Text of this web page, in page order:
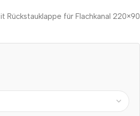
für Flachkanal 220×90